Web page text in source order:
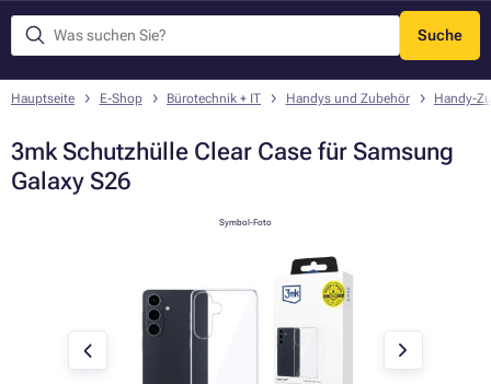
Suche
Menü
Hauptseite E-Shop Bürotechnik + IT Handys und Zubehör Handy-
3mk Schutzhülle Clear Case für Samsung
Galaxy S26
Symbol-Foto